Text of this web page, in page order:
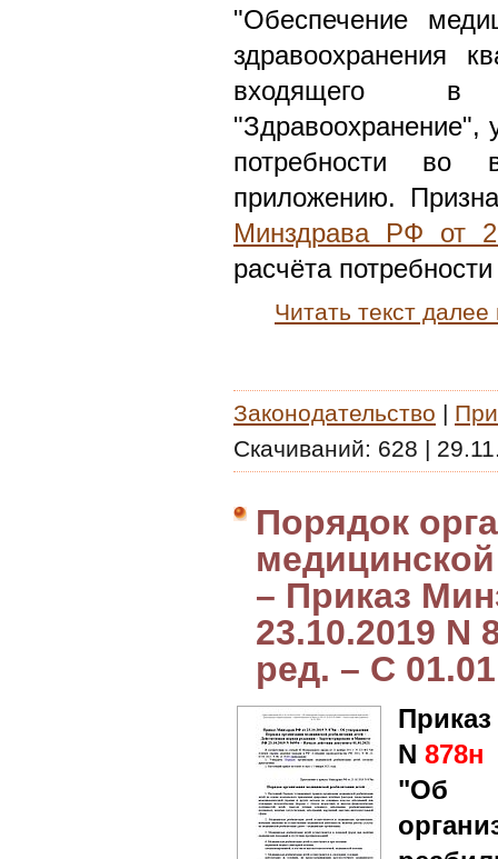
"Обеспечение
здравоохранения
входящего в
"Здравоохранение",
потребности во
приложению.
Минздрава РФ от
расчёта
Читать текст
Законодательство |
Скачиваний: 628 |
Порядок
– Приказ
23.10.2019 N
ред. – С
N 878н
"Об